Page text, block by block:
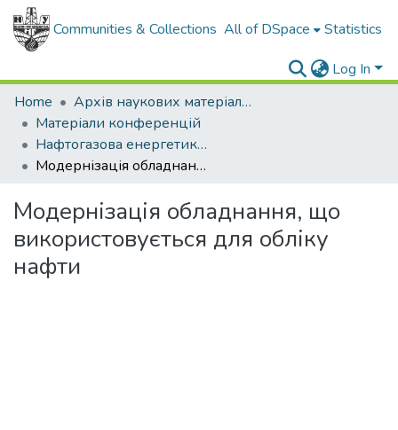
Communities & Collections All of DSpace Statistics
Log In
Home
Архів наукових матеріалів
Матеріали конференцій
Нафтогазова енергетика - 2017
Модернізація обладнання, що використовується для обліку нафти
Модернізація обладнання, що
використовується для обліку
нафти